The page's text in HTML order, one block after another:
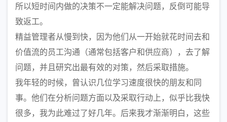
所以短时间内做的决策不一定能解决问题，反倒可能导
致返工。
精益管理者从慢到快，因为他们从一开始就花时间去和
价值流的员工沟通（通常包括客户和供应商），去了解
问题，并且研究出最有效的对策，然后采取措施。
我年轻的时候，曾认识几位学习速度很快的朋友和同
事。他们在分析问题方面以及采取行动上，似乎比我快
很多，我为此难过了好几年。后来我才渐渐明白，这些